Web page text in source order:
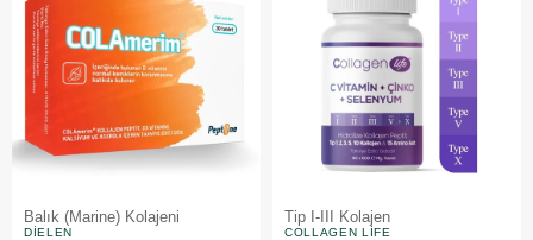
Balık (Marine) Kolajeni
DIELEN
Tip I-III Kolajen
COLLAGEN LIFE